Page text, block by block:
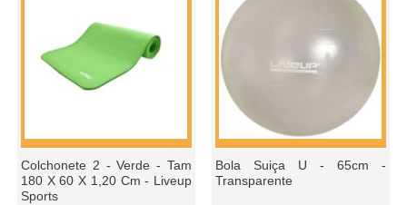
Colchonete 2 - Verde - Tam
180 X 60 X 1,20 Cm - Liveup
Sports
Bola Suiça U - 65cm -
Transparente